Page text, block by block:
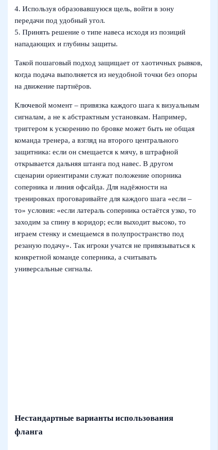
4. Используя образовавшуюся щель, войти в зону
передачи под удобный угол.
5. Принять решение о типе навеса исходя из позиций
нападающих и глубины защиты.
Такой пошаговый подход защищает от хаотичных рывков,
когда подача выполняется из неудобной точки без опоры
на движение партнёров.
Ключевой момент – привязка каждого шага к визуальным
сигналам, а не к абстрактным установкам. Например,
триггером к ускорению по бровке может быть не общая
команда тренера, а взгляд на второго центрального
защитника: если он смещается к мячу, в штрафной
открывается дальняя штанга под навес. В другом
сценарии ориентирами служат положение опорника
соперника и линия офсайда. Для надёжности на
тренировках проговаривайте для каждого шага «если –
то» условия: «если латераль соперника остаётся узко, то
заходим за спину в коридор; если выходит высоко, то
играем стенку и смещаемся в полупространство под
резаную подачу». Так игроки учатся не привязываться к
конкретной команде соперника, а считывать
универсальные сигналы.
Нестандартные варианты использования
фланга